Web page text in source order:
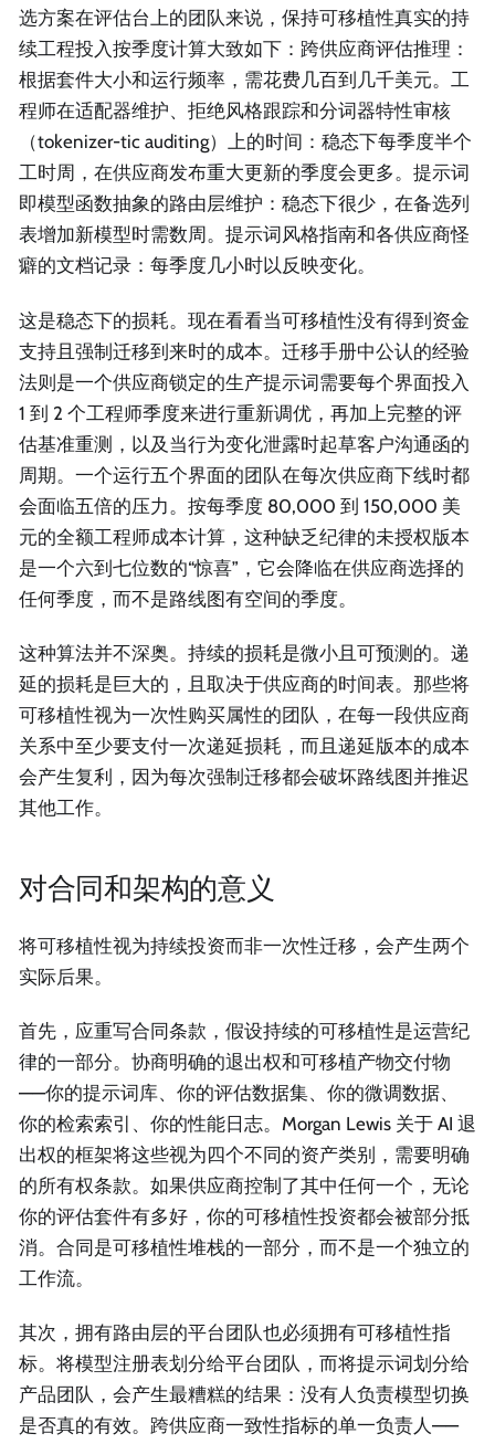
选方案在评估台上的团队来说，保持可移植性真实的持
续工程投入按季度计算大致如下：跨供应商评估推理：
根据套件大小和运行频率，需花费几百到几千美元。工
程师在适配器维护、拒绝风格跟踪和分词器特性审核
（tokenizer-tic auditing）上的时间：稳态下每季度半个
工时周，在供应商发布重大更新的季度会更多。提示词
即模型函数抽象的路由层维护：稳态下很少，在备选列
表增加新模型时需数周。提示词风格指南和各供应商怪
癖的文档记录：每季度几小时以反映变化。
这是稳态下的损耗。现在看看当可移植性没有得到资金
支持且强制迁移到来时的成本。迁移手册中公认的经验
法则是一个供应商锁定的生产提示词需要每个界面投入
1 到 2 个工程师季度来进行重新调优，再加上完整的评
估基准重测，以及当行为变化泄露时起草客户沟通函的
周期。一个运行五个界面的团队在每次供应商下线时都
会面临五倍的压力。按每季度 80,000 到 150,000 美
元的全额工程师成本计算，这种缺乏纪律的未授权版本
是一个六到七位数的“惊喜”，它会降临在供应商选择的
任何季度，而不是路线图有空间的季度。
这种算法并不深奥。持续的损耗是微小且可预测的。递
延的损耗是巨大的，且取决于供应商的时间表。那些将
可移植性视为一次性购买属性的团队，在每一段供应商
关系中至少要支付一次递延损耗，而且递延版本的成本
会产生复利，因为每次强制迁移都会破坏路线图并推迟
其他工作。
对合同和架构的意义
将可移植性视为持续投资而非一次性迁移，会产生两个
实际后果。
首先，应重写合同条款，假设持续的可移植性是运营纪
律的一部分。协商明确的退出权和可移植产物交付物
——你的提示词库、你的评估数据集、你的微调数据、
你的检索索引、你的性能日志。Morgan Lewis 关于 AI 退
出权的框架将这些视为四个不同的资产类别，需要明确
的所有权条款。如果供应商控制了其中任何一个，无论
你的评估套件有多好，你的可移植性投资都会被部分抵
消。合同是可移植性堆栈的一部分，而不是一个独立的
工作流。
其次，拥有路由层的平台团队也必须拥有可移植性指
标。将模型注册表划分给平台团队，而将提示词划分给
产品团队，会产生最糟糕的结果：没有人负责模型切换
是否真的有效。跨供应商一致性指标的单一负责人——